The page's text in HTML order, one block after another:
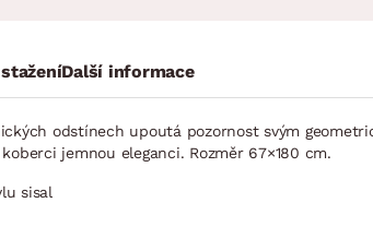
staženíDalší informace
odstínech upoutá pozornost svým
jemnou eleganci. Rozměr 67×180 cm.
sisal